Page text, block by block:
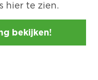
hier te zien.
bekijken!